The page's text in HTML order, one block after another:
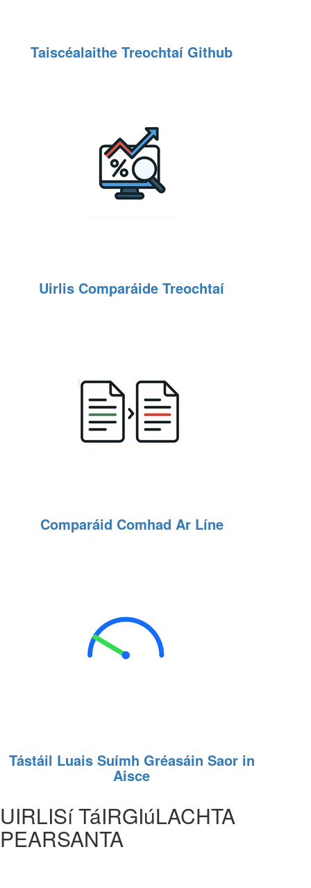
Taiscéalaithe Treochtaí Github
Uirlis Comparáide Treochtaí
Comparáid Comhad Ar Líne
Tástáil Luais Suímh Gréasáin Saor in
Aisce
UIRLISí TáIRGIúLACHTA
PEARSANTA